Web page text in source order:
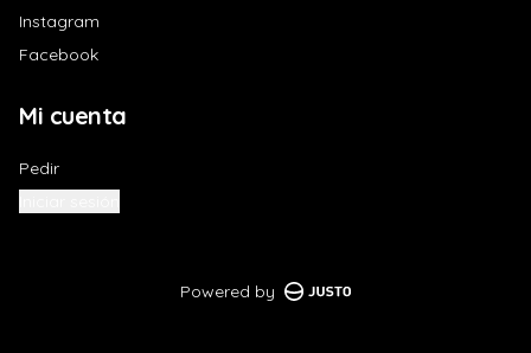
Instagram
Facebook
Mi cuenta
Pedir
Powered by